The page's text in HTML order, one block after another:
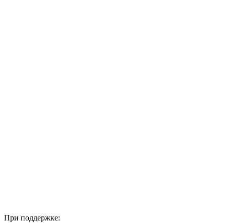
При поддержке: